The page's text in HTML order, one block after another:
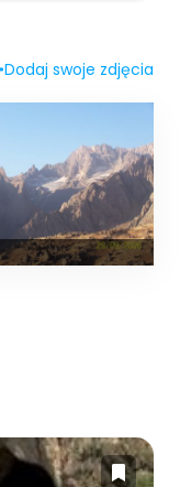
Dodaj swoje zdjęcia